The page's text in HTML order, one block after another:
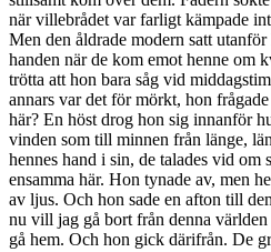
när villebrådet var farligt kämpade
Men den åldrade modern satt
handen när de kom emot henne om
trötta att hon bara såg vid
annars var det för mörkt, hon
här? En höst drog hon sig innanför
vinden som till minnen från länge,
hennes hand i sin, de talades vid om
ensamma här. Hon tynade av, men
av ljus. Och hon sade en afton till
nu vill jag gå bort från denna
gå hem. Och hon gick därifrån. De